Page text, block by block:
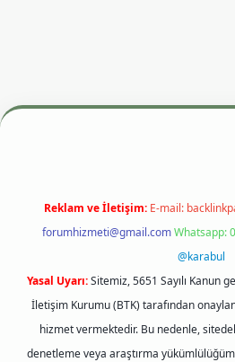
m elexbet
Reklam ve İletişim: E-mail:
forumhizmeti@gmail.comWhatsapp:
@karabul
Yasal Uyarı:Sitemiz, 5651 Sayılı Kanun
İletişim Kurumu (BTK) tarafından
hizmet vermektedir. Bu nedenle,
denetleme veya araştırma